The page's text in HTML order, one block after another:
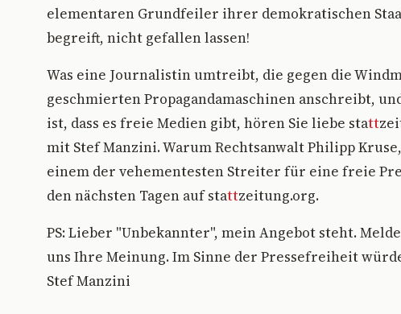
elementaren Grundfeiler ihrer demokratischen
begreift, nicht gefallen lassen!
Was eine Journalistin umtreibt, die gegen die
geschmierten Propagandamaschinen anschreibt,
ist, dass es freie Medien gibt, hören Sie liebe statt
mit Stef Manzini. Warum Rechtsanwalt Philipp
einem der vehementesten Streiter für eine freie
den nächsten Tagen auf stattzeitung.org.
PS: Lieber "Unbekannter", mein Angebot steht.
uns Ihre Meinung. Im Sinne der Pressefreiheit
Stef Manzini